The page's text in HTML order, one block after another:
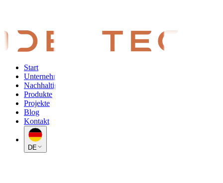
Start
Unternehmen
Nachhaltigkeit
Produkte
Projekte
Blog
Kontakt
DE